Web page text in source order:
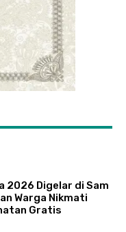
2026 Digelar di Sam
Warga Nikmati
Gratis